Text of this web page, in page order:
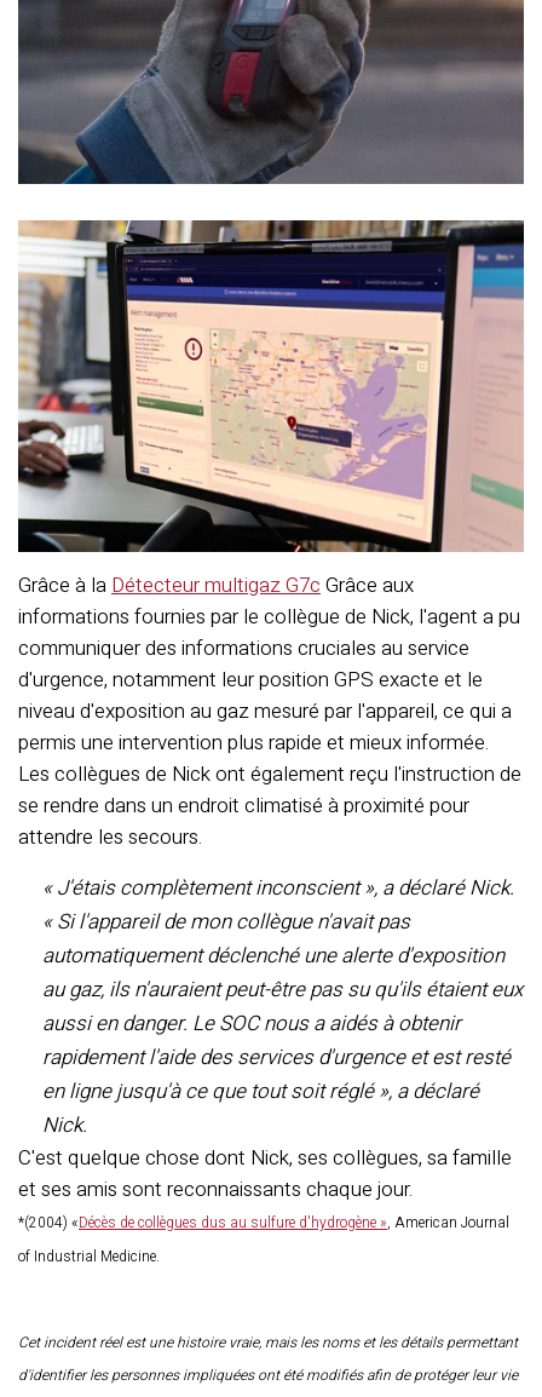
Grâce à la Détecteur multigaz G7c Grâce aux
informations fournies par le collègue de Nick, l'agent a pu
communiquer des informations cruciales au service
d'urgence, notamment leur position GPS exacte et le
niveau d'exposition au gaz mesuré par l'appareil, ce qui a
permis une intervention plus rapide et mieux informée.
Les collègues de Nick ont également reçu l'instruction de
se rendre dans un endroit climatisé à proximité pour
attendre les secours.
« J'étais complètement inconscient », a déclaré Nick.
« Si l'appareil de mon collègue n'avait pas
automatiquement déclenché une alerte d'exposition
au gaz, ils n'auraient peut-être pas su qu'ils étaient eux
aussi en danger. Le SOC nous a aidés à obtenir
rapidement l'aide des services d'urgence et est resté
en ligne jusqu'à ce que tout soit réglé », a déclaré
Nick.
C'est quelque chose dont Nick, ses collègues, sa famille
et ses amis sont reconnaissants chaque jour.
*(2004) «Décès de collègues dus au sulfure d'hydrogène », American Journal
of Industrial Medicine.
Cet incident réel est une histoire vraie, mais les noms et les détails permettant
d'identifier les personnes impliquées ont été modifiés afin de protéger leur vie